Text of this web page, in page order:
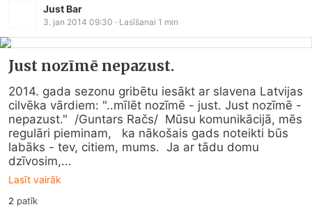
Just Bar
3. jan 2014 09:30 · Lasīšanai 1 min
Just nozīmē nepazust.
2014. gada sezonu gribētu iesākt ar slavena Latvijas
cilvēka vārdiem: "..mīlēt nozīmē - just. Just nozīmē -
nepazust."  /Guntars Račs/  Mūsu komunikācijā, mēs
regulāri pieminam,   ka nākošais gads noteikti būs
labāks - tev, citiem, mums.  Ja ar tādu domu
dzīvosim,...
Lasīt vairāk
2 patīk